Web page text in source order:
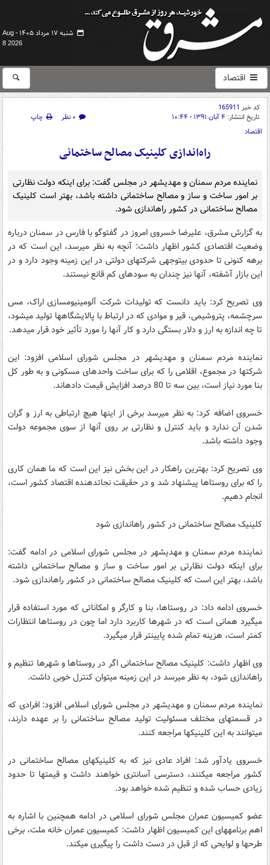
شنبه ۱۷ مرداد ۱۴۰۵ -
Aug
8 2026
اقتصاد
کد خبر 165911
تاریخ انتشار: ۴ آبان ۱۳۹۱ - ۱۰:۴۴ ۰ نظر
چاپ
اقتصاد
راه‌اندازی کلینیک مصالح ساختمانی
نماینده مردم سمنان و مهدیشهر در مجلس گفت: برای اینکه دولت نظارتی
بر امور ساخت و ساز و مصالح ساختمانی داشته باشد، بهتر است کلینیک
مصالح ساختمانی در کشور راه‏اندازی شود.
به گزارش مشرق، علیرضا خسروی امروز در گفت‏وگو با فارس در سمنان درباره
وضعیت اقتصادی کشور اظهار داشت: آنچه به نظر می‏رسد، این است که در
برهه کنونی تا حدودی بی‏توجهی شرکت‏های دولتی در این زمینه وجود دارد و در
این بازار آشفته، آنها نیز چندان به سودهای کم قانع نیستند.
وی تصریح کرد: باید دانست که تولیدات شرکت آلومینیوم‏سازی اراک، مس
سرچشمه، پتروشیمی، قیر و موادی که در ارتباط با پالایشگاه‏ها تولید می‏شود،
تا چه اندازه به ارز و دلار بستگی دارد و کار آنها را مورد تأثیر خود قرار می‏دهد.
نماینده مردم سمنان و مهدیشهر در مجلس شورای اسلامی افزود: این
شرکت‏ها در مجموع، اقلامی را که برای ساخت واحدهای مسکونی و به طور کل
بنا مورد نیاز است، بین سه تا 80 درصد افزایش قیمت داده‏اند.
خسروی اضافه کرد: به نظر می‏رسد برخی از این‏ها هیچ ارتباطی به ارز و گران
شدن آن ندارد و باید کنترل و نظارتی بر روی آنها از سوی مجموعه دولت
وجود داشته باشد.
وی تصریح کرد: بهترین راهکار در این بخش نیز این است که ما همان کاری
را که برای روستاها پیشنهاد شد و در حقیقت نجات‏دهنده اقتصاد کشور است،
انجام دهیم.
کلینیک مصالح ساختمانی در کشور راه‏اندازی شود
نماینده مردم سمنان و مهدیشهر در مجلس شورای اسلامی در ادامه گفت:
برای اینکه دولت نظارتی بر امور ساخت و ساز و مصالح ساختمانی داشته
باشد، بهتر این است که کلینیک مصالح ساختمانی در کشور راه‏اندازی شود.
خسروی ادامه داد: در روستاها، بنا و کارگر و امکاناتی که مورد استفاده قرار
می‏گیرد همانی است که در شهرها کاربرد دارد اما چون در روستاها انتظارات
کمتر است، هزینه تمام شده پایین‏تر قرار می‏گیرد.
وی اظهار داشت: کلینیک مصالح ساختمانی اگر در روستاها و شهرها تنظیم و
راه‏اندازی شود، به نظر می‏رسد در این زمینه می‏توان کنترل خوبی داشت.
نماینده مردم سمنان و مهدیشهر در مجلس شورای اسلامی افزود: افرادی که
در قسمت‏های مختلف مسئولیت تولید مصالح ساختمانی را بر عهده دارند،
می‏توانند به این کلینیک‏ها مراجعه کنند.
خسروی یادآور شد: افراد عادی نیز که به کلینیک‏های مصالح ساختمانی در
کشور مراجعه می‏کنند، دسترسی آسان‏تری خواهند داشت و قیمت‏ها تا حدود
زیادی حساب شده و تنظیم شده خواهد بود.
عضو کمیسیون عمران مجلس شورای اسلامی در ادامه همچنین با اشاره به
اهم برنامه‏های این کمیسیون اظهار داشت: کمیسیون عمران خانه ملت، برخی
طرح‏ها و لوایحی که از قبل در دست داشت را پیگیری می‏کند.